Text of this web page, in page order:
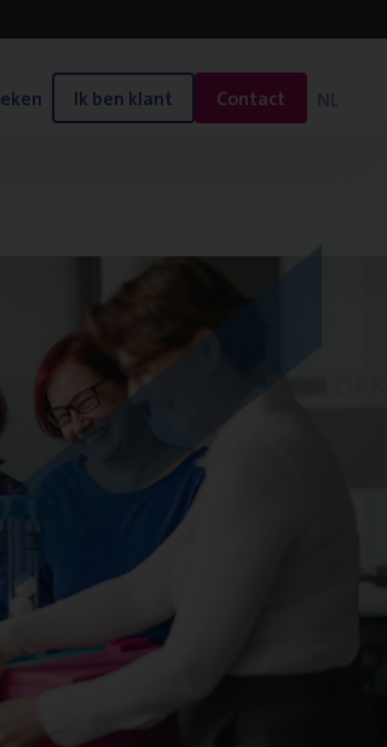
Ik ben klant Contact NL